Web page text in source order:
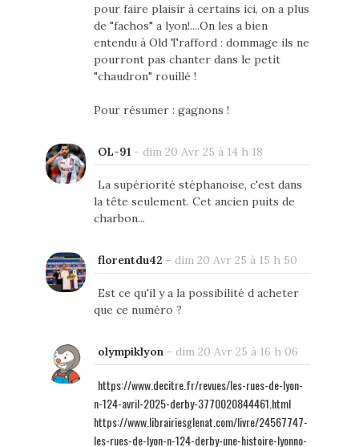
pour faire plaisir à certains ici, on a plus
de "fachos" a lyon!....On les a bien
entendu à Old Trafford : dommage ils ne
pourront pas chanter dans le petit
"chaudron" rouillé !
Pour résumer : gagnons !
OL-91- dim 20 Avr 25 à 14 h 18
La supériorité stéphanoise, c'est dans
la tête seulement. Cet ancien puits de
charbon...
florentdu42 - dim 20 Avr 25 à 15 h 50
Est ce qu'il y a la possibilité d acheter
que ce numéro ?
olympiklyon- dim 20 Avr 25 à 16 h 06
https://www.decitre.fr/revues/les-rues-de-lyon-
n-124-avril-2025-derby-3770020844461.html
https://www.librairiesglenat.com/livre/24567747-
les-rues-de-lyon-n-124-derby-une-histoire-lyonno-